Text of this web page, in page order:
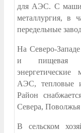
для АЭС. С
металлургия, в
передельные
На Северо-
и пищевая
АЭС, тепловые и
Район
Севера,
В сельском